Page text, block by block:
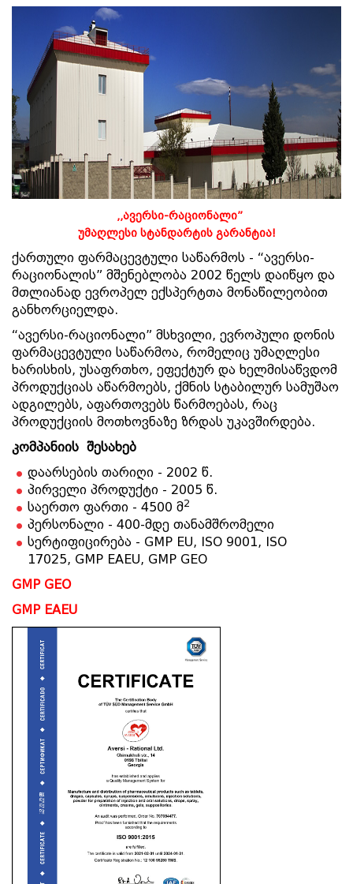
,,ავერსი-რაციონალი”
უმაღლესი სტანდარტის გარანტია!
ქართული ფარმაცევტული საწარმოს - “ავერსი-
რაციონალის” მშენებლობა 2002 წელს დაიწყო და
მთლიანად ევროპელ ექსპერტთა მონაწილეობით
განხორციელდა.
“ავერსი-რაციონალი” მსხვილი, ევროპული დონის
ფარმაცევტული საწარმოა, რომელიც უმაღლესი
ხარისხის, უსაფრთხო, ეფექტურ და ხელმისაწვდომ
პროდუქციას აწარმოებს, ქმნის სტაბილურ სამუშაო
ადგილებს, აფართოვებს წარმოებას, რაც
პროდუქციის მოთხოვნაზე ზრდას უკავშირდება.
კომპანიის შესახებ
დაარსების თარიღი - 2002 წ.
პირველი პროდუქტი - 2005 წ.
საერთო ფართი - 4500 მ2
პერსონალი - 400-მდე თანამშრომელი
სერტიფიცირება - GMP EU, ISO 9001, ISO
17025, GMP EAEU, GMP GEO
GMP GEO
GMP EAEU